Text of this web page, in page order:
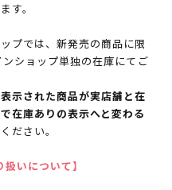
す。
プでは、新発売の商品に限
ショップ単独の在庫にてご
示された商品が実店舗と在
在庫ありの表示へと変わる
ださい。
いについて】